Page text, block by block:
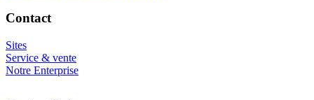
Contact
Sites
Service & vente
Notre Enterprise